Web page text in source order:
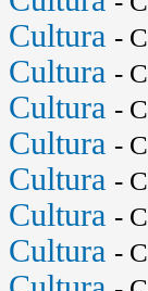
-
-
-
-
-
-
-